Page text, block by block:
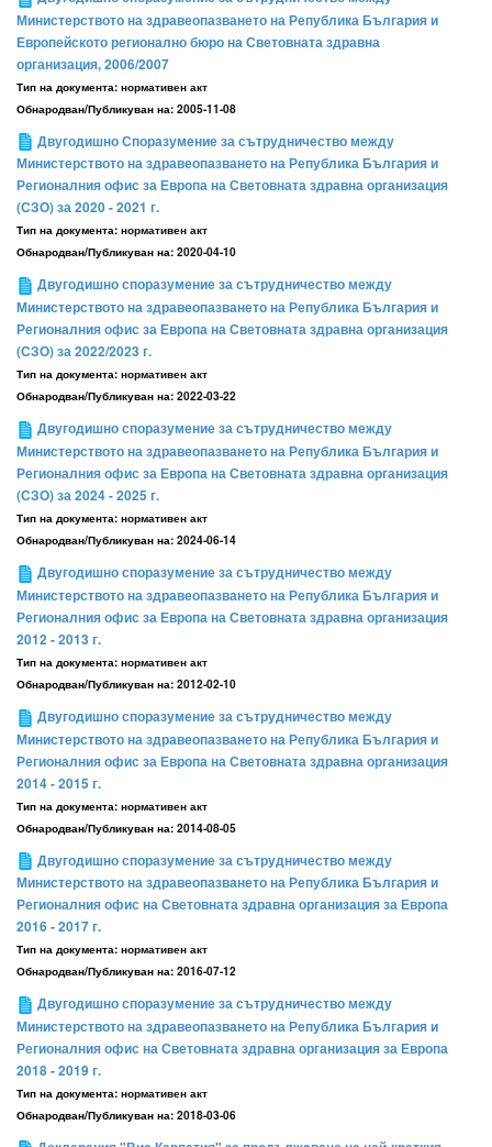
Министерството на здравеопазването на Република България и
Европейското регионално бюро на Световната здравна
организация, 2006/2007
Тип на документа: нормативен акт
Обнародван/Публикуван на: 2005-11-08
Двугодишно Споразумение за сътрудничество между
Министерството на здравеопазването на Република България и
Регионалния офис за Европа на Световната здравна организация
(СЗО) за 2020 - 2021 г.
Тип на документа: нормативен акт
Обнародван/Публикуван на: 2020-04-10
Двугодишно споразумение за сътрудничество между
Министерството на здравеопазването на Република България и
Регионалния офис за Европа на Световната здравна организация
(СЗО) за 2022/2023 г.
Тип на документа: нормативен акт
Обнародван/Публикуван на: 2022-03-22
Двугодишно споразумение за сътрудничество между
Министерството на здравеопазването на Република България и
Регионалния офис за Европа на Световната здравна организация
(СЗО) за 2024 - 2025 г.
Тип на документа: нормативен акт
Обнародван/Публикуван на: 2024-06-14
Двугодишно споразумение за сътрудничество между
Министерството на здравеопазването на Република България и
Регионалния офис за Европа на Световната здравна организация
2012 - 2013 г.
Тип на документа: нормативен акт
Обнародван/Публикуван на: 2012-02-10
Двугодишно споразумение за сътрудничество между
Министерството на здравеопазването на Република България и
Регионалния офис за Европа на Световната здравна организация
2014 - 2015 г.
Тип на документа: нормативен акт
Обнародван/Публикуван на: 2014-08-05
Двугодишно споразумение за сътрудничество между
Министерството на здравеопазването на Република България и
Регионалния офис на Световната здравна организация за Европа
2016 - 2017 г.
Тип на документа: нормативен акт
Обнародван/Публикуван на: 2016-07-12
Двугодишно споразумение за сътрудничество между
Министерството на здравеопазването на Република България и
Регионалния офис на Световната здравна организация за Европа
2018 - 2019 г.
Тип на документа: нормативен акт
Обнародван/Публикуван на: 2018-03-06